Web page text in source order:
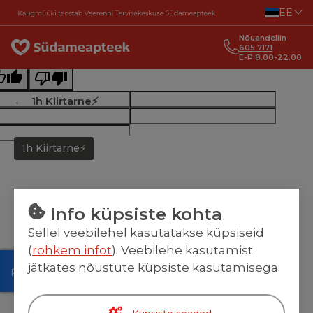
EE
Nõuandeliin
605 7171
E-P 8.00-22.00
1h Kiirtarne⚡
1h Kiirtarne⚡
text
this translation
feedback will be used to help improve Google Translate
Info küpsiste kohta
Sellel veebilehel kasutatakse küpsiseid
(rohkem infot). Veebilehe kasutamist
jätkates nõustute küpsiste kasutamisega.